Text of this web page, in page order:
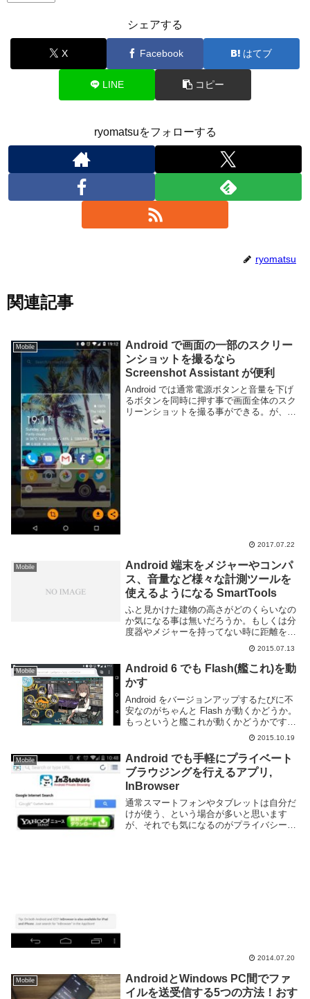
シェアする
X Facebook はてブ
LINE コピー
ryomatsuをフォローする
ryomatsu
関連記事
Mobile
Android で画面の一部のスクリー
ンショットを撮るなら
Screenshot Assistant が便利
Android では通常電源ボタンと音量を下げ
るボタンを同時に押す事で画面全体のスク
リーンショットを撮る事ができる。が、場
2017.07.22
Mobile
Android 端末をメジャーやコンパ
ス、音量など様々な計測ツールを
使えるようになる SmartTools
ふと見かけた建物の高さがどのくらいなの
か気になる事は無いだろうか。もしくは分
度器やメジャーを持ってない時に距離を図
りたい時とか、音量や速度を計測したいと
か、ないだろうか。正確な値でなくても良
いなら、スマートフォンの機能を利用して
ある程度計測...
2015.07.13
Mobile
Android 6 でも Flash(艦これ)を動
かす
Android をバージョンアップするたびに不
安なのがちゃんと Flash が動くかどうか。
もっというと艦これが動くかどうかです。
Android 使いな提督には気になるところで
しょう。というわけで手持ちの Nexus 5
を Android...
2015.10.19
Mobile
Android でも手軽にプライベート
ブラウジングを行えるアプリ,
InBrowser
通常スマートフォンやタブレットは自分だ
けが使う、という場合が多いと思います
が、それでも気になるのがプライバシー。
2014.07.20
Mobile
AndroidとWindows PC間でファ
イルを送受信する5つの方法！おす